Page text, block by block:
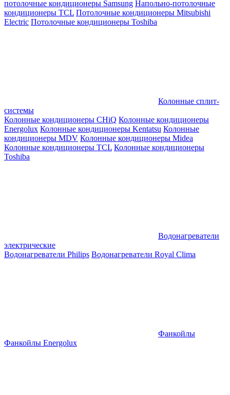
потолочные кондиционеры Samsung Напольно-потолочные
кондиционеры TCL Потолочные кондиционеры Mitsubishi
Electric Потолочные кондиционеры Toshiba
Колонные сплит-
системы
Колонные кондиционеры CHiQ Колонные кондиционеры
Energolux Колонные кондиционеры Kentatsu Колонные
кондиционеры MDV Колонные кондиционеры Midea
Колонные кондиционеры TCL Колонные кондиционеры
Toshiba
Водонагреватели
электрические
Водонагреватели Philips Водонагреватели Royal Clima
Фанкойлы
Фанкойлы Energolux